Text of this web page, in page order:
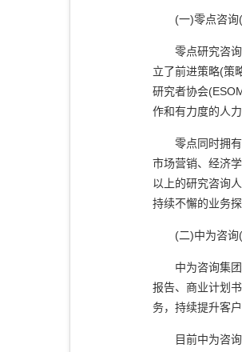
(一)零点咨询
零点研究咨询
立了前进策略(策
研究者协会
作和有力度的人
零点同时拥有
市场营销、经济
以上的研究咨询
持续不懈的业务探
(二)中为咨询
中为咨询集团
报告、商业计划
务，持续提升客
目前中为咨询